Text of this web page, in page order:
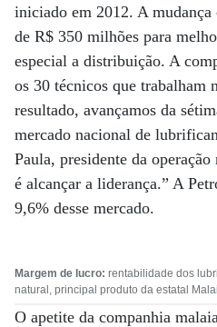
iniciado em 2012. A
de R$ 350 milhões para
especial a distribuição. A
os 30 técnicos que trabalham
resultado, avançamos da
mercado nacional de
Paula, presidente da
é alcançar a liderança.” A
9,6% desse mercado.
Margem de lucro: rentabilidade dos
natural, principal produto da estatal
O apetite da companhia